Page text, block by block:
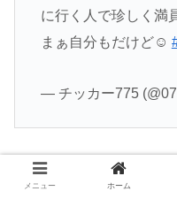
に行く人で珍しく満
まぁ自分もだけど☺️
— チッカー775
メニュー ホーム